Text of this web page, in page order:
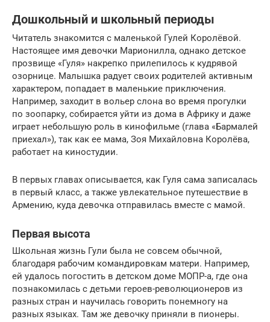
Дошкольный и школьный периоды
Читатель знакомится с маленькой Гулей Королёвой.
Настоящее имя девочки Марионилла, однако детское
прозвище «Гуля» накрепко прилепилось к кудрявой
озорнице. Малышка радует своих родителей активным
характером, попадает в маленькие приключения.
Например, заходит в вольер слона во время прогулки
по зоопарку, собирается уйти из дома в Африку и даже
играет небольшую роль в кинофильме (глава «Бармалей
приехал»), так как ее мама, Зоя Михайловна Королёва,
работает на киностудии.
В первых главах описывается, как Гуля сама записалась
в первый класс, а также увлекательное путешествие в
Армению, куда девочка отправилась вместе с мамой.
Первая высота
Школьная жизнь Гули была не совсем обычной,
благодаря рабочим командировкам матери. Например,
ей удалось погостить в детском доме МОПР-а, где она
познакомилась с детьми героев-революционеров из
разных стран и научилась говорить понемногу на
разных языках. Там же девочку приняли в пионеры.